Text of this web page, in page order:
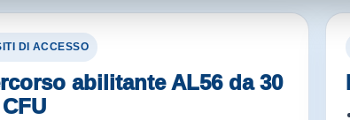
DI ACCESSO
abilitante AL56 da 30
CFU